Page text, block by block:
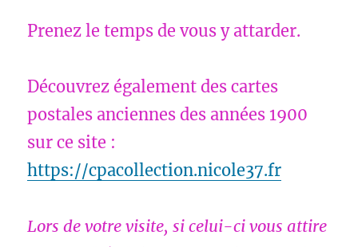
Prenez le temps de vous y attarder.
Découvrez également des cartes
postales anciennes des années 1900
sur ce site :
https://cpacollection.nicole37.fr
Lors de votre visite, si celui-ci vous attire